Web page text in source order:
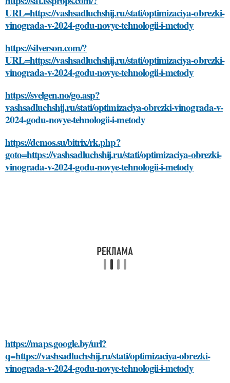
URL=https://vashsadluchshij.ru/stati/optimizaciya-obrezki-
vinograda-v-2024-godu-novye-tehnologii-i-metody
https://silverson.com/?
URL=https://vashsadluchshij.ru/stati/optimizaciya-obrezki-
vinograda-v-2024-godu-novye-tehnologii-i-metody
https://svelgen.no/go.asp?
vashsadluchshij.ru/stati/optimizaciya-obrezki-vinograda-v-
2024-godu-novye-tehnologii-i-metody
https://demos.su/bitrix/rk.php?
goto=https://vashsadluchshij.ru/stati/optimizaciya-obrezki-
vinograda-v-2024-godu-novye-tehnologii-i-metody
https://maps.google.by/url?
q=https://vashsadluchshij.ru/stati/optimizaciya-obrezki-
vinograda-v-2024-godu-novye-tehnologii-i-metody